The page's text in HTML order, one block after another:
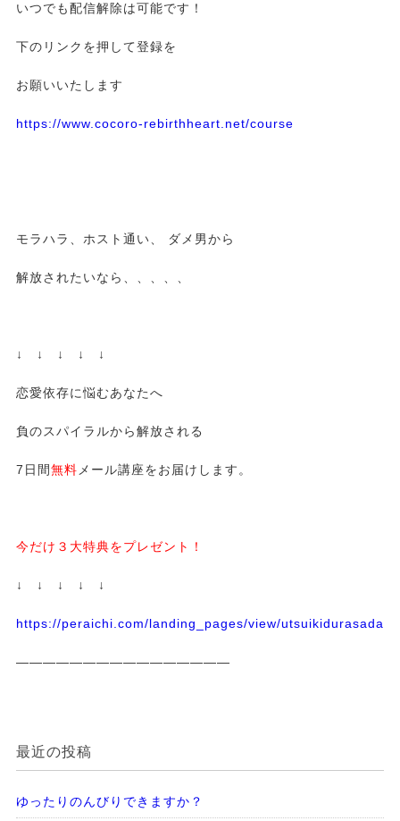
いつでも配信解除は可能です！
下のリンクを押して登録を
お願いいたします
https://www.cocoro-rebirthheart.net/course
モラハラ、ホスト通い、 ダメ男から
解放されたいなら、、、、、
↓ ↓ ↓ ↓ ↓
恋愛依存に悩むあなたへ
負のスパイラルから解放される
7日間無料 メール講座をお届けします。
今だけ３大特典をプレゼント！
↓ ↓ ↓ ↓ ↓
https://peraichi.com/landing_pages/view/
————————————————
最近の投稿
ゆったりのんびりできますか？